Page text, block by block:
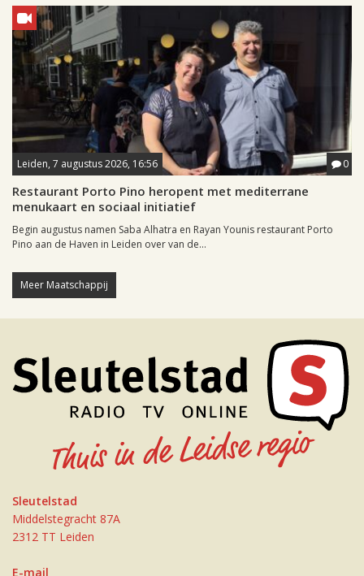
Leiden, 7 augustus 2026, 16:56 0
Restaurant Porto Pino heropent met mediterrane
menukaart en sociaal initiatief
Begin augustus namen Saba Alhatra en Rayan Younis restaurant Porto
Pino aan de Haven in Leiden over van de...
Meer Maatschappij
Sleutelstad
Middelstegracht 87A
2312 TT Leiden
E-mail